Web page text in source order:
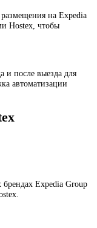
на Expedia
Hostex, чтобы
и после выезда для
автоматизации
Expedia Group